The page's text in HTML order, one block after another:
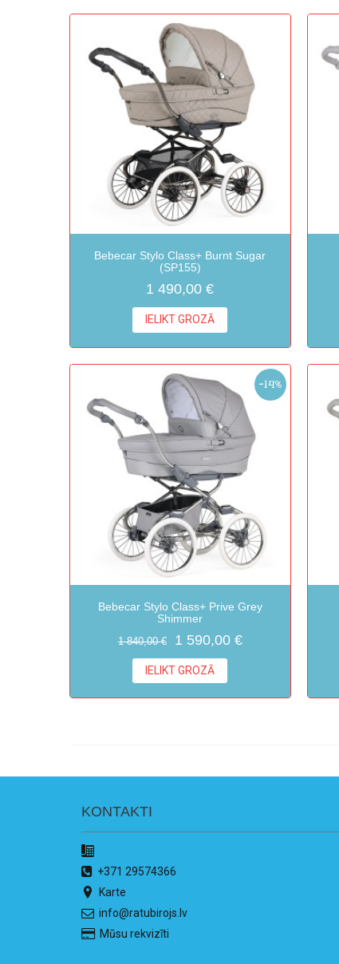
Bebecar Stylo Class+ Burnt Sugar
(SP155)
1 490,00 €
IELIKT GROZĀ
-14%
Bebecar Stylo Class+ Prive Grey
Shimmer
1 840,00 € 1 590,00 €
IELIKT GROZĀ
KONTAKTI
+371 29574366
Karte
info@ratubirojs.lv
Mūsu rekvizīti